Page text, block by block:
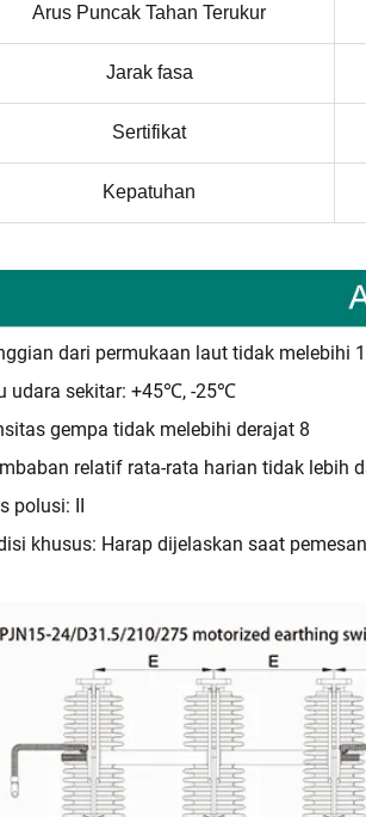
Arus Puncak Tahan Terukur
Jarak fasa
Sertifikat
Kepatuhan
dari permukaan laut tidak melebihi
udara sekitar: +45℃, -25℃
gempa tidak melebihi derajat 8
relatif rata-rata harian tidak lebih
polusi: II
khusus: Harap dijelaskan saat